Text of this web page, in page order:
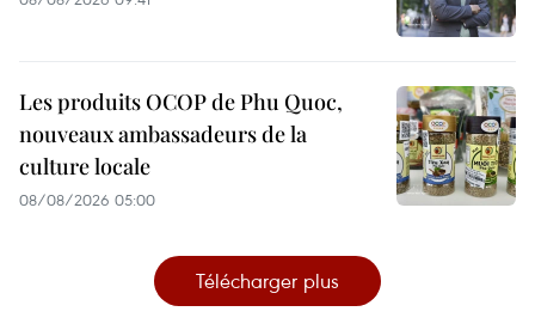
Les produits OCOP de Phu Quoc,
nouveaux ambassadeurs de la
culture locale
08/08/2026 05:00
Télécharger plus